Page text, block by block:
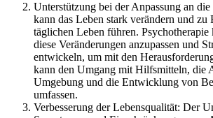
Unterstützung bei der Anpassung an
kann das Leben stark verändern und zu
täglichen Leben führen. Psychotherapie
diese Veränderungen anzupassen und
entwickeln, um mit den
kann den Umgang mit Hilfsmitteln, die
Umgebung und die Entwicklung von
umfassen.
Verbesserung der Lebensqualität: Der